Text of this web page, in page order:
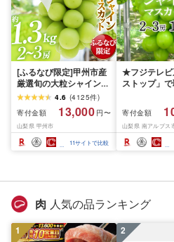
[ふるなび限定]甲州市産
厳選旬の大粒シャインマ
スカット 約1.3kg 2〜3
房[2026年発送]
(MG)B12-472 FN-
Limited-VO シャインマ
スカット フルーツ
4.6 (4125件)
寄付金額
13,000 円〜
山梨県 甲州市
11サイトで比較
★フジテレビ
ストップ」
先行予約]南
産シャイン
1.2kg以上(2
さと納税 お
県 南アルプ
寄付金額
山梨県 南アルプス
肉 人気の品ランキング
1 2